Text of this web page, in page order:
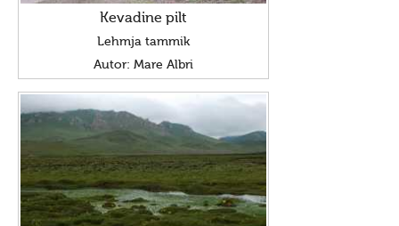
Hiie vägi 10225
Ebavere hiiepüha 28.10.10225
Suvistepühad Tammealuse hiies 19.05.2024
Maavalla Koda kuulutab välja kodulehe uuendamise
korjanduse
Kontaktandmed jaluses /footer
Kevadine pilt
Lehmja tammik
Autor: Mare Albri